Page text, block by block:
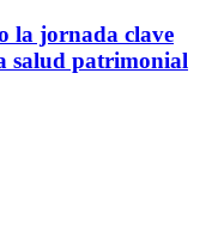
la jornada clave
salud patrimonial